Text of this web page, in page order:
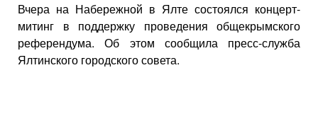
Вчера на Набережной в Ялте состоялся концерт-
митинг в поддержку проведения общекрымского
референдума. Об этом сообщила пресс-служба
Ялтинского городского совета.